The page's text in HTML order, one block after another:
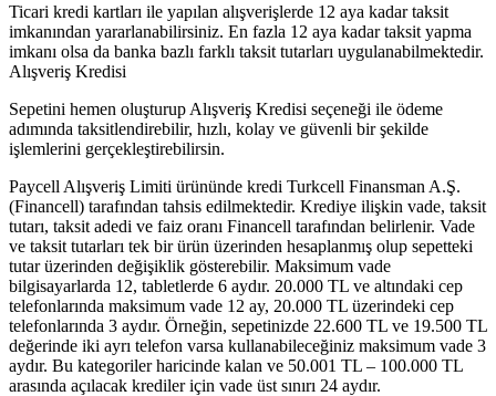
Ticari kredi kartları ile yapılan alışverişlerde 12 aya kadar taksit
imkanından yararlanabilirsiniz. En fazla 12 aya kadar taksit yapma
imkanı olsa da banka bazlı farklı taksit tutarları uygulanabilmektedir.
Alışveriş Kredisi
Sepetini hemen oluşturup Alışveriş Kredisi seçeneği ile ödeme
adımında taksitlendirebilir, hızlı, kolay ve güvenli bir şekilde
işlemlerini gerçekleştirebilirsin.
Paycell Alışveriş Limiti ürününde kredi Turkcell Finansman A.Ş.
(Financell) tarafından tahsis edilmektedir. Krediye ilişkin vade, taksit
tutarı, taksit adedi ve faiz oranı Financell tarafından belirlenir. Vade
ve taksit tutarları tek bir ürün üzerinden hesaplanmış olup sepetteki
tutar üzerinden değişiklik gösterebilir. Maksimum vade
bilgisayarlarda 12, tabletlerde 6 aydır. 20.000 TL ve altındaki cep
telefonlarında maksimum vade 12 ay, 20.000 TL üzerindeki cep
telefonlarında 3 aydır. Örneğin, sepetinizde 22.600 TL ve 19.500 TL
değerinde iki ayrı telefon varsa kullanabileceğiniz maksimum vade 3
aydır. Bu kategoriler haricinde kalan ve 50.001 TL – 100.000 TL
arasında açılacak krediler için vade üst sınırı 24 aydır.